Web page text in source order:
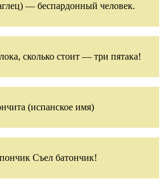
— беспардонный человек.
сколько стоит — три пятака!
(испанское имя)
Съел батончик!